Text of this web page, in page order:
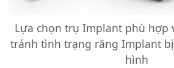
Lựa chọn trụ Implant phù hợp
tránh tình trạng răng Implant
hình